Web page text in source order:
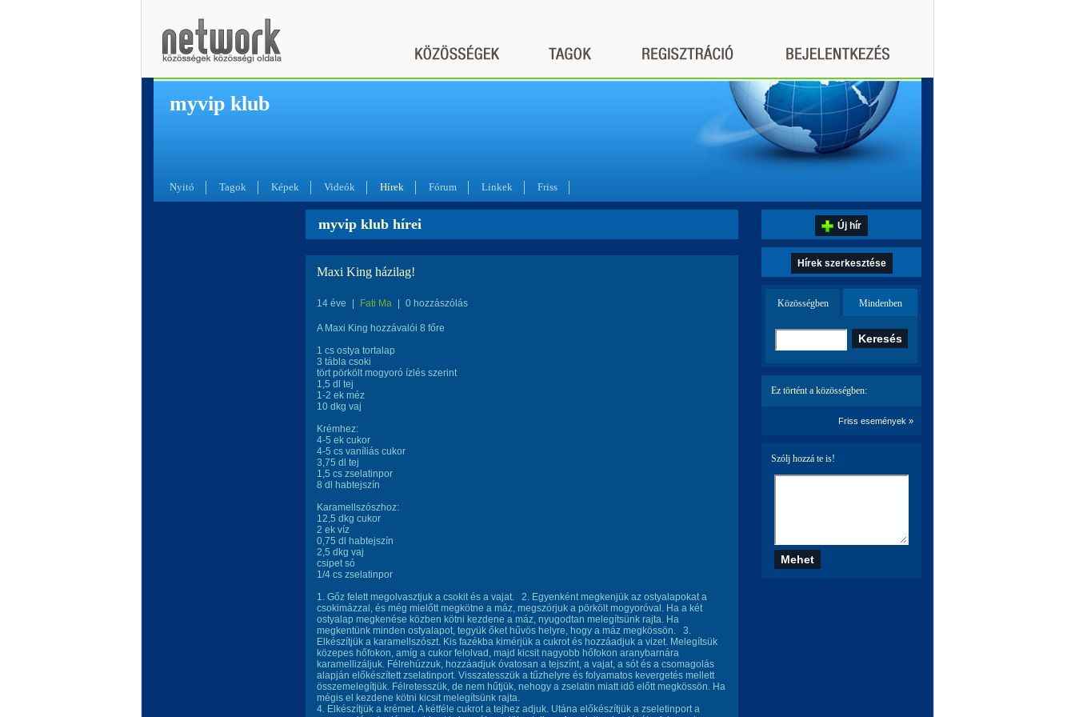
myvip klub
Nyitó Tagok Képek Videók Hírek Fórum Linkek Friss
myvip klub hírei
Maxi King házilag!
14 éve Fati Ma 0 hozzászólás
A Maxi King hozzávalói 8 főre
1 cs ostya tortalap
3 tábla csoki
tört pörkölt mogyoró ízlés szerint
1,5 dl tej
1-2 ek méz
10 dkg vaj
Krémhez:
4-5 ek cukor
4-5 cs vaníliás cukor
3,75 dl tej
1,5 cs zselatinpor
8 dl habtejszín
Karamellszószhoz:
12,5 dkg cukor
2 ek víz
0,75 dl habtejszín
2,5 dkg vaj
csipet só
1/4 cs zselatinpor
1. Gőz felett megolvasztjuk a csokit és a vajat. 2. Egyenként megkenjük az ostyalapokat a
csokimázzal, és még mielőtt megkötne a máz, megszórjuk a pörkölt mogyoróval. Ha a két
ostyalap megkenése közben kötni kezdene a máz, nyugodtan melegítsünk rajta. Ha
megkentünk minden ostyalapot, tegyük őket hűvös helyre, hogy a máz megkössön. 3.
Elkészítjük a karamellszószt. Kis fazékba kimérjük a cukrot és hozzáadjuk a vizet. Melegítsük
közepes hőfokon, amíg a cukor felolvad, majd kicsit nagyobb hőfokon aranybarnára
karamellizáljuk. Félrehúzzuk, hozzáadjuk óvatosan a tejszínt, a vajat, a sót és a csomagolás
alapján előkészített zselatinport. Visszatesszük a tűzhelyre és folyamatos kevergetés mellett
összemelegítjük. Félretesszük, de nem hűtjük, nehogy a zselatin miatt idő előtt megkössön. Ha
mégis el kezdene kötni kicsit melegítsünk rajta.
4. Elkészítjük a krémet. A kétféle cukrot a tejhez adjuk. Utána előkészítjük a zseletinport a
Új hír
Hírek szerkesztése
Közösségben Mindenben
Ez történt a közösségben:
Friss események »
Szólj hozzá te is!